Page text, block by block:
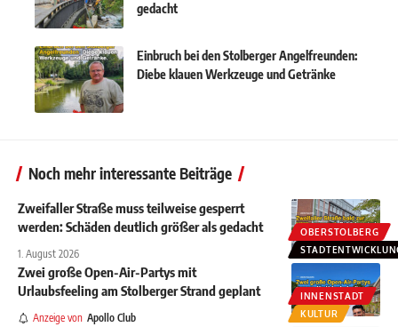
gedacht
Einbruch bei den Stolberger Angelfreunden:
Diebe klauen Werkzeuge und Getränke
Noch mehr interessante Beiträge
OBERSTOLBERG
Zweifaller Straße muss teilweise gesperrt
werden: Schäden deutlich größer als gedacht
1. August 2026
INNENSTADT
KULTUR
Zwei große Open-Air-Partys mit
Urlaubsfeeling am Stolberger Strand geplant
Anzeige von Apollo Club